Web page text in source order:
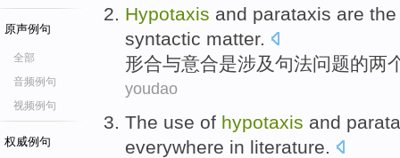
原声例句
全部
音频例句
视频例句
权威例句
Hypotaxis and parataxis are the
syntactic matter.
形合与意合是涉及句法问题的两
youdao
The use of hypotaxis and
everywhere in literature